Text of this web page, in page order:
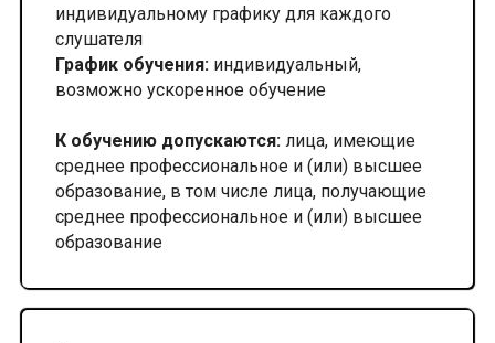
индивидуальному графику для каждого
слушателя
График обучения: индивидуальный,
возможно ускоренное обучение
К обучению допускаются: лица, имеющие
среднее профессиональное и (или) высшее
образование, в том числе лица, получающие
среднее профессиональное и (или) высшее
образование